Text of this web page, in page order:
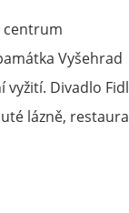
centrum
Vyšehrad
Divadlo
lázně,